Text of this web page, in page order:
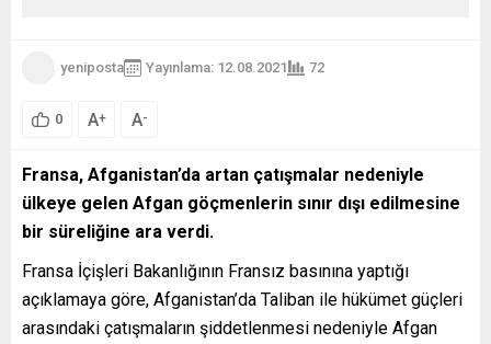
yeniposta Yayınlama: 12.08.2021 72
0 A+ A-
Fransa, Afganistan’da artan çatışmalar nedeniyle
ülkeye gelen Afgan göçmenlerin sınır dışı edilmesine
bir süreliğine ara verdi.
Fransa İçişleri Bakanlığının Fransız basınına yaptığı
açıklamaya göre, Afganistan’da Taliban ile hükümet güçleri
arasındaki çatışmaların şiddetlenmesi nedeniyle Afgan